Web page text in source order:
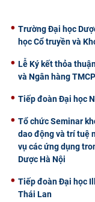
Trường Đại học
học Cổ truyền và
Lễ Ký kết thỏa
và Ngân hàng
Tiếp đoàn Đại học
Tổ chức Seminar
dao động và trí tuệ
vụ các ứng dụng
Dược Hà Nội
Tiếp đoàn Đại học
Thái Lan